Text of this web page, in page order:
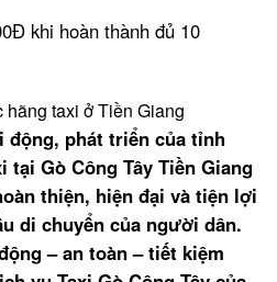
khi hoàn thành đủ 10
taxi ở Tiền Giang
phát triển của tỉnh
tại Gò Công Tây Tiền Giang
thiện, hiện đại và tiện lợi
di chuyển của người dân.
– an toàn – tiết kiệm